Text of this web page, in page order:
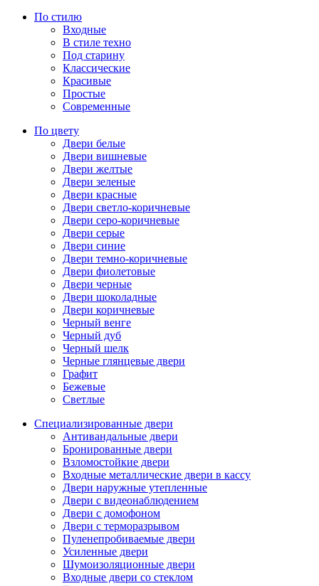
По стилю
Входные
В стиле техно
Под старину
Классические
Красивые
Простые
Современные
По цвету
Двери белые
Двери вишневые
Двери желтые
Двери зеленые
Двери красные
Двери светло-коричневые
Двери серо-коричневые
Двери серые
Двери синие
Двери темно-коричневые
Двери фиолетовые
Двери черные
Двери шоколадные
Двери коричневые
Черный венге
Черный дуб
Черный шелк
Черные глянцевые двери
Графит
Бежевые
Светлые
Специализированные двери
Антивандальные двери
Бронированные двери
Взломостойкие двери
Входные металлические двери в кассу
Двери наружные утепленные
Двери с видеонаблюдением
Двери с домофоном
Двери с терморазрывом
Пуленепробиваемые двери
Усиленные двери
Шумоизоляционные двери
Входные двери со стеклом